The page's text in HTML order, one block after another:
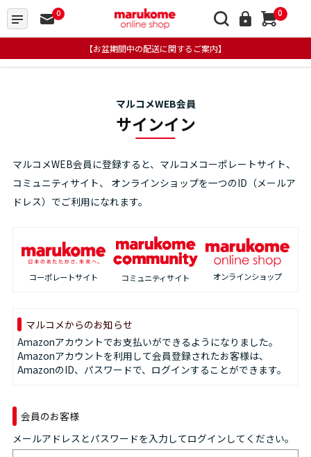
0 0
【お盆期間中の配送に関するご案内】
マルコメWEB会員
サインイン
マルコメWEB会員に登録すると、マルコメコーポレートサイト、
コミュニティサイト、
オンラインショップを一つのID（メールア
ドレス）でご利用になれます。
コーポレートサイト コミュニティサイト オンラインショップ
マルコメからのお知らせ
Amazonアカウントでお支払いができるようになりました。
Amazonアカウントを利用して会員登録されたお客様は、
AmazonのID、パスワードで、ログインすることができます。
会員のお客様
メールアドレスとパスワードを入力してログインしてください。